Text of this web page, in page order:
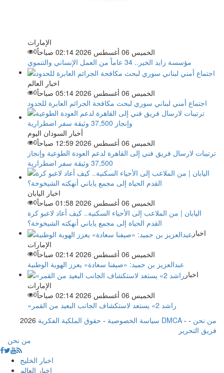
الإمارات
الخميس 06 أغسطس 2026 02:14 صباحاً
0
مؤسسة زايد الخير.. 34 عاماً من العمل الإنساني والتنموي
اخبار العالم
الخميس 06 أغسطس 2026 05:14 صباحاً
0
اجتماع أمني لبناني سوري لبحث مكافحة الجرائم العابرة للحدود
أخبار السودان اليوم
الخميس 06 أغسطس 2026 12:59 صباحاً
0
ترتيبات لارسال فريق فني إلى القاهرة لدعم العودة الطوعية وإنجاز
37,500 وثيقة سفر اضطرارية
اخبار اليابان
الخميس 06 أغسطس 2026 01:58 صباحاً
0
اليابان | من الملاعب إلى الأحياء السكنية.. كيف أعاد لاعبو كرة
القدم الحياة إلى مجمع ياباني أنهكته الشيخوخة؟
اخبار
الإمارات
الخميس 06 أغسطس 2026 02:14 صباحاً
0
عبدالعزيز بن حميد: «صيفنا سعادة» يعزز الهوية الوطنية
اخبار
الإمارات
الخميس 06 أغسطس 2026 02:14 صباحاً
0
«راشد 2» يستعد لاستكشاف الجانب البعيد من القمر
2026
سياسة الخصوصية - حقوق الملكية الفكرية DMCA - من نحن -
فريق التحرير
من نحن
اخبار الخليج
اخبار العالم